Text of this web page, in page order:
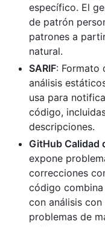
específico. El
de patrón
patrones a
natural.
SARIF: Formato
análisis
usa para
código,
descripciones.
GitHub Calidad
expone
correcciones
código
con análisis
problemas de